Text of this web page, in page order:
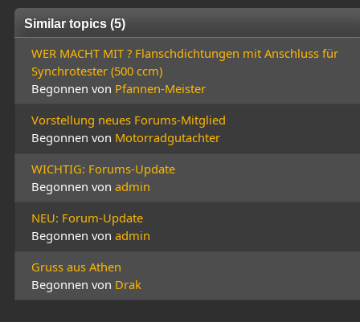
Similar topics (5)
WER MACHT MIT ? Flanschdichtungen mit Anschluss für
Synchrotester (500 ccm)
Begonnen von Pfannen-Meister
Vorstellung neues Forums-Mitglied
Begonnen von Motorradgutachter
WICHTIG: Forums-Update
Begonnen von admin
NEU: Forum-Update
Begonnen von admin
Gruss aus Athen
Begonnen von Drak